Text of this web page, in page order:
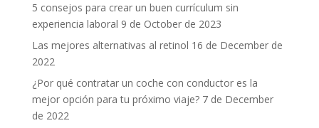
5 consejos para crear un buen currículum sin
experiencia laboral 9 de October de 2023
Las mejores alternativas al retinol 16 de December de
2022
¿Por qué contratar un coche con conductor es la
mejor opción para tu próximo viaje? 7 de December
de 2022